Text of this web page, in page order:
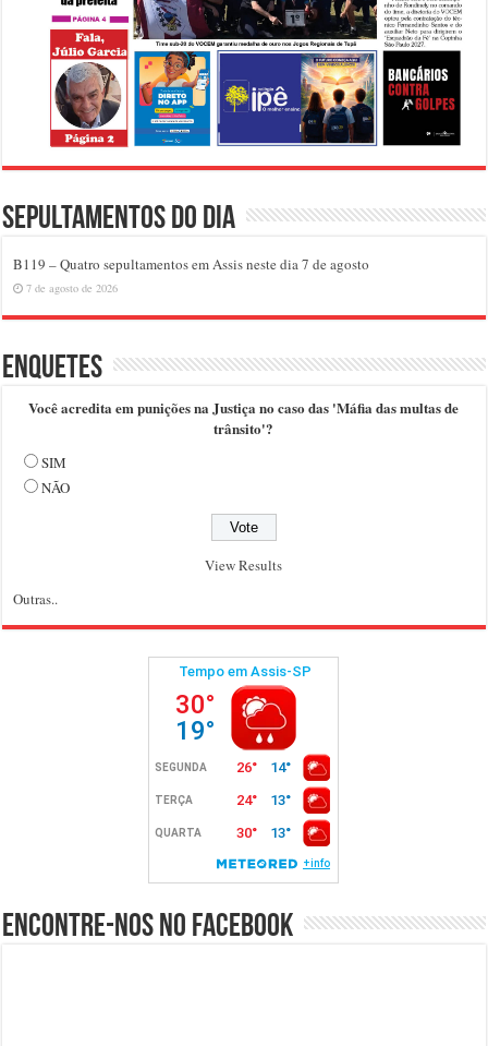
Sepultamentos do dia
B119 – Quatro sepultamentos em Assis neste dia 7 de agosto
7 de agosto de 2026
Enquetes
Você acredita em punições na Justiça no caso das 'Máfia das multas de
trânsito'?
SIM
NÃO
View Results
Outras..
Encontre-nos no Facebook